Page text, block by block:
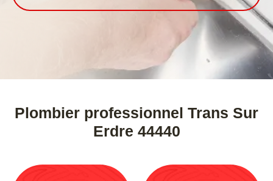
Plombier professionnel Trans Sur
Erdre 44440